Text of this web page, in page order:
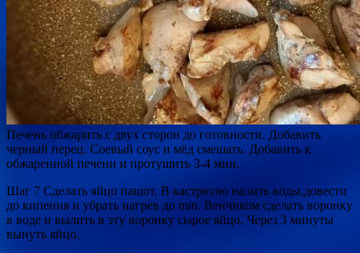
Печень обжарить с двух сторон до готовности. Добавить
черный перец. Соевый соус и мёд смешать. Добавить к
обжаренной печени и протушить 3-4 мин.
Шаг 7 Сделать яйцо пашот. В кастрюлю налить воды,довести
до кипения и убрать нагрев до min. Венчиком сделать воронку
в воде и вылить в эту воронку сырое яйцо. Через 3 минуты
вынуть яйцо.